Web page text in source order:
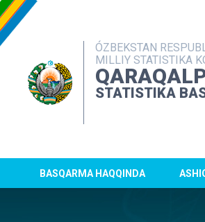
ÓZBEKSTAN
MILLIY STATISTIKA
STATISTIKA
BASQARMA HAQQINDA